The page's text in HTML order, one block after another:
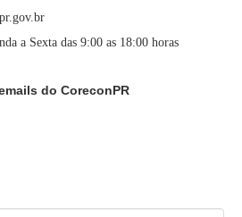
a Sexta das 9:00 as 18:00 horas
do CoreconPR